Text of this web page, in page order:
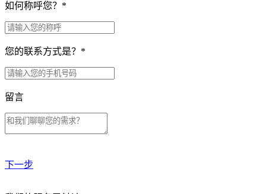
如何称呼您？ *
您的联系方式是？ *
留言
下一步